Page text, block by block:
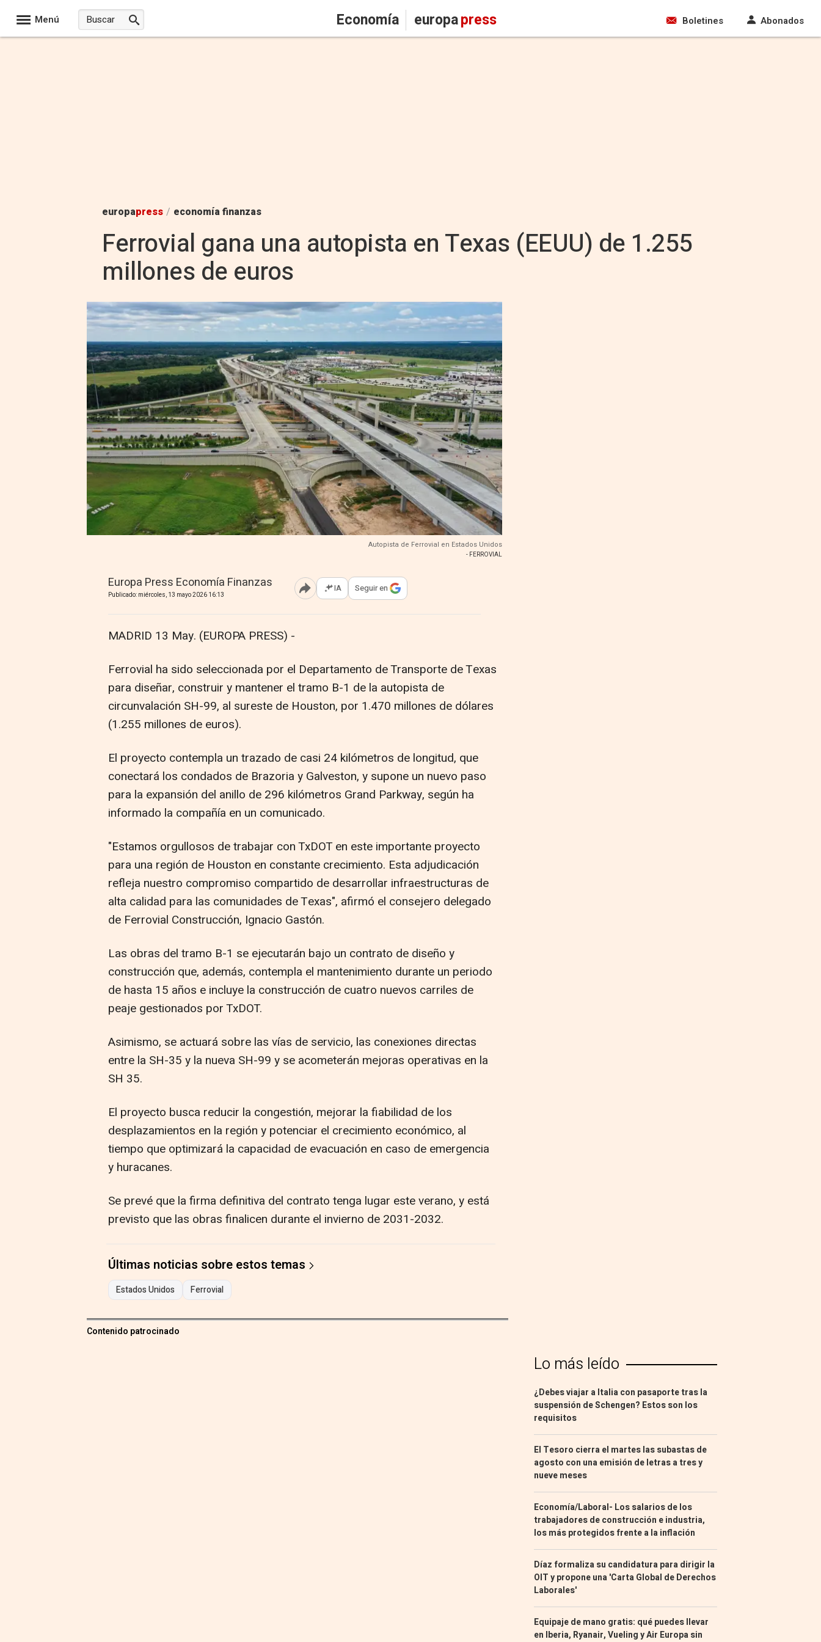
Menú Economía europapress Boletines Abonados
europapress / economía finanzas
Ferrovial gana una autopista en Texas (EEUU) de 1.255
millones de euros
Autopista de Ferrovial en Estados Unidos
- FERROVIAL
Europa Press Economía Finanzas
Publicado: miércoles, 13 mayo 2026 16:13 Abrir opciones para compartir
IA Seguir en
MADRID 13 May. (EUROPA PRESS) -
Ferrovial ha sido seleccionada por el Departamento de Transporte de Texas
para diseñar, construir y mantener el tramo B-1 de la autopista de
circunvalación SH-99, al sureste de Houston, por 1.470 millones de dólares
(1.255 millones de euros).
El proyecto contempla un trazado de casi 24 kilómetros de longitud, que
conectará los condados de Brazoria y Galveston, y supone un nuevo paso
para la expansión del anillo de 296 kilómetros Grand Parkway, según ha
informado la compañía en un comunicado.
"Estamos orgullosos de trabajar con TxDOT en este importante proyecto
para una región de Houston en constante crecimiento. Esta adjudicación
refleja nuestro compromiso compartido de desarrollar infraestructuras de
alta calidad para las comunidades de Texas", afirmó el consejero delegado
de Ferrovial Construcción, Ignacio Gastón.
Las obras del tramo B-1 se ejecutarán bajo un contrato de diseño y
construcción que, además, contempla el mantenimiento durante un periodo
de hasta 15 años e incluye la construcción de cuatro nuevos carriles de
peaje gestionados por TxDOT.
Asimismo, se actuará sobre las vías de servicio, las conexiones directas
entre la SH-35 y la nueva SH-99 y se acometerán mejoras operativas en la
SH 35.
El proyecto busca reducir la congestión, mejorar la fiabilidad de los
desplazamientos en la región y potenciar el crecimiento económico, al
tiempo que optimizará la capacidad de evacuación en caso de emergencia
y huracanes.
Se prevé que la firma definitiva del contrato tenga lugar este verano, y está
previsto que las obras finalicen durante el invierno de 2031-2032.
Últimas noticias sobre estos temas
Estados Unidos Ferrovial
Contenido patrocinado
Lo más leído
¿Debes viajar a Italia con pasaporte tras la
suspensión de Schengen? Estos son los
requisitos
El Tesoro cierra el martes las subastas de
agosto con una emisión de letras a tres y
nueve meses
Economía/Laboral- Los salarios de los
trabajadores de construcción e industria,
los más protegidos frente a la inflación
Díaz formaliza su candidatura para dirigir la
OIT y propone una 'Carta Global de Derechos
Laborales'
Equipaje de mano gratis: qué puedes llevar
en Iberia, Ryanair, Vueling y Air Europa sin